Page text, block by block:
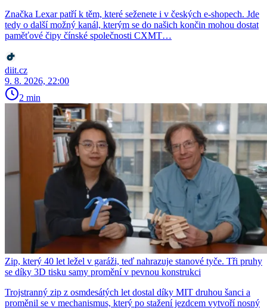
Značka Lexar patří k těm, které seženete i v českých e-shopech. Jde
tedy o další možný kanál, kterým se do našich končin mohou dostat
paměťové čipy čínské společnosti CXMT…
diit.cz
9. 8. 2026, 22:00
2 min
Zip, který 40 let ležel v garáži, teď nahrazuje stanové tyče. Tři pruhy
se díky 3D tisku samy promění v pevnou konstrukci
Trojstranný zip z osmdesátých let dostal díky MIT druhou šanci a
proměnil se v mechanismus, který po stažení jezdcem vytvoří nosný